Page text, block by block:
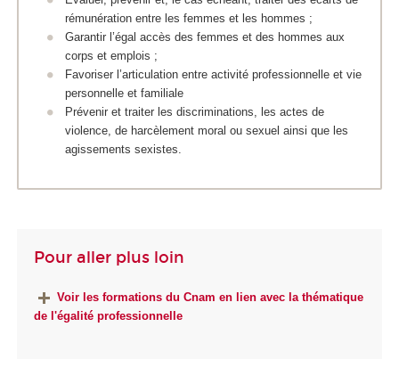
rémunération entre les femmes et les hommes ;
Garantir l’égal accès des femmes et des hommes aux
corps et emplois ;
Favoriser l’articulation entre activité professionnelle et vie
personnelle et familiale
Prévenir et traiter les discriminations, les actes de
violence, de harcèlement moral ou sexuel ainsi que les
agissements sexistes.
Pour aller plus loin
Voir les formations du Cnam en lien avec la thématique
de l'égalité professionnelle